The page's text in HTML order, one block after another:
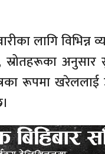
लागि
अनुसार
रूपमा